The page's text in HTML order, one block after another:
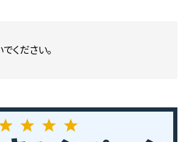
ください。